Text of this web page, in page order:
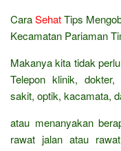
CaraSehatTips
Kecamatan Pariaman
Makanya kita tidak
Telepon klinik,
sakit, optik, kacamata,
atau menanyakan
rawat jalan atau